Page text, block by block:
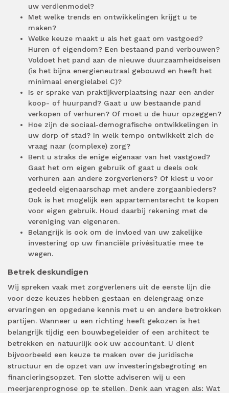
uw verdienmodel?
Met welke trends en ontwikkelingen krijgt u te
maken?
Welke keuze maakt u als het gaat om vastgoed?
Huren of eigendom? Een bestaand pand verbouwen?
Voldoet het pand aan de nieuwe duurzaamheidseisen
(is het bijna energieneutraal gebouwd en heeft het
minimaal energielabel C)?
Is er sprake van praktijkverplaatsing naar een ander
koop- of huurpand? Gaat u uw bestaande pand
verkopen of verhuren? Of moet u de huur opzeggen?
Hoe zijn de sociaal-demografische ontwikkelingen in
uw dorp of stad? In welk tempo ontwikkelt zich de
vraag naar (complexe) zorg?
Bent u straks de enige eigenaar van het vastgoed?
Gaat het om eigen gebruik of gaat u deels ook
verhuren aan andere zorgverleners? Of kiest u voor
gedeeld eigenaarschap met andere zorgaanbieders?
Ook is het mogelijk een appartementsrecht te kopen
voor eigen gebruik. Houd daarbij rekening met de
vereniging van eigenaren.
Belangrijk is ook om de invloed van uw zakelijke
investering op uw financiële privésituatie mee te
wegen.
Betrek deskundigen
Wij spreken vaak met zorgverleners uit de eerste lijn die
voor deze keuzes hebben gestaan en delengraag onze
ervaringen en opgedane kennis met u en andere betrokken
partijen. Wanneer u een richting heeft gekozen is het
belangrijk tijdig een bouwbegeleider of een architect te
betrekken en natuurlijk ook uw accountant. U dient
bijvoorbeeld een keuze te maken over de juridische
structuur en de opzet van uw investeringsbegroting en
financieringsopzet. Ten slotte adviseren wij u een
meerjarenprognose op te stellen. Denk aan vragen als: Wat